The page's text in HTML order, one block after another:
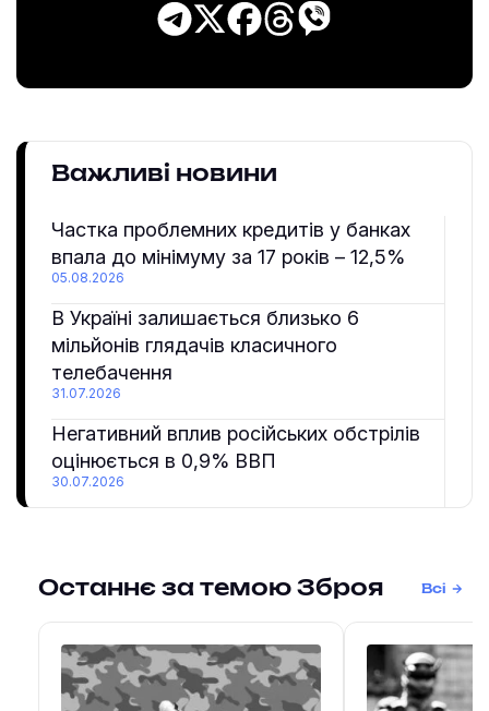
Важливі новини
Частка проблемних кредитів у банках
впала до мінімуму за 17 років – 12,5%
05.08.2026
В Україні залишається близько 6
мільйонів глядачів класичного
телебачення
31.07.2026
Негативний вплив російських обстрілів
оцінюється в 0,9% ВВП
30.07.2026
Останнє за темою Зброя Всі